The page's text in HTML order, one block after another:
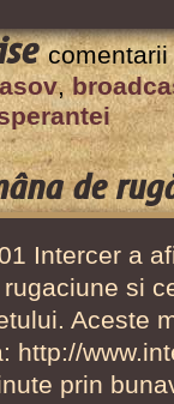
pentru
RVS
Brașov
–
primul
radio
adventist
românesc
care
a
transmis
,
de
Intercer a
si
Aceste
http://
prin